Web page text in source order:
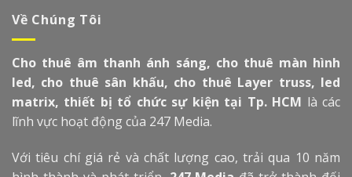
Về Chúng Tôi
Cho thuê âm thanh ánh sáng, cho thuê màn hình
led, cho thuê sân khấu, cho thuê Layer truss, led
matrix, thiết bị tổ chức sự kiện tại Tp. HCM là các
lĩnh vực hoạt động của 247 Media.
Với tiêu chí giá rẻ và chất lượng cao, trải qua 10 năm